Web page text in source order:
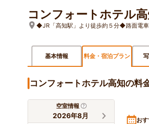
コンフォートホテル
◆JR「高知駅」より徒歩約５分◆路面電
基本情報 料金・宿泊プラン
コンフォートホテル高知の料
空室情報
2026年8月 お